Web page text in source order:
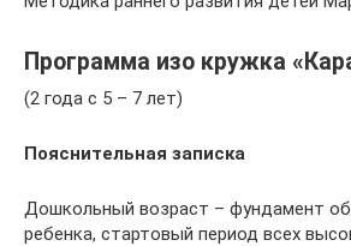
Программа изо кружка
(2 года с 5 – 7 лет)
Пояснительная записка
Дошкольный возраст – фундамент
ребенка, стартовый период всех